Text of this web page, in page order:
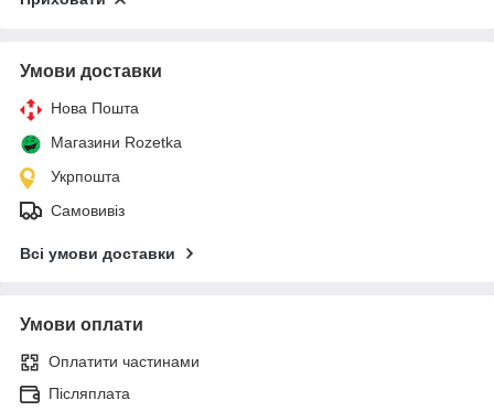
Умови доставки
Нова Пошта
Магазини Rozetka
Укрпошта
Самовивіз
Всі умови доставки
Умови оплати
Оплатити частинами
Післяплата